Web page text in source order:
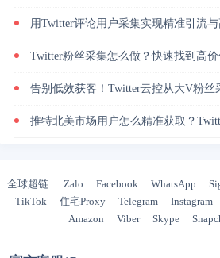
用Twitter评论用户采集实现精准引流
Twitter粉丝采集怎么做？快速找到高
告别低效获客！Twitter云控从大V粉丝采
推特北美市场用户怎么精准获取？
全球超链 Zalo Facebook WhatsApp
TikTok
住宅Proxy Telegram Instagram
Amazon
Viber Skype